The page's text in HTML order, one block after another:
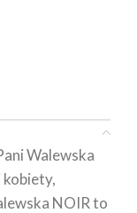
Walewska
NOIR to